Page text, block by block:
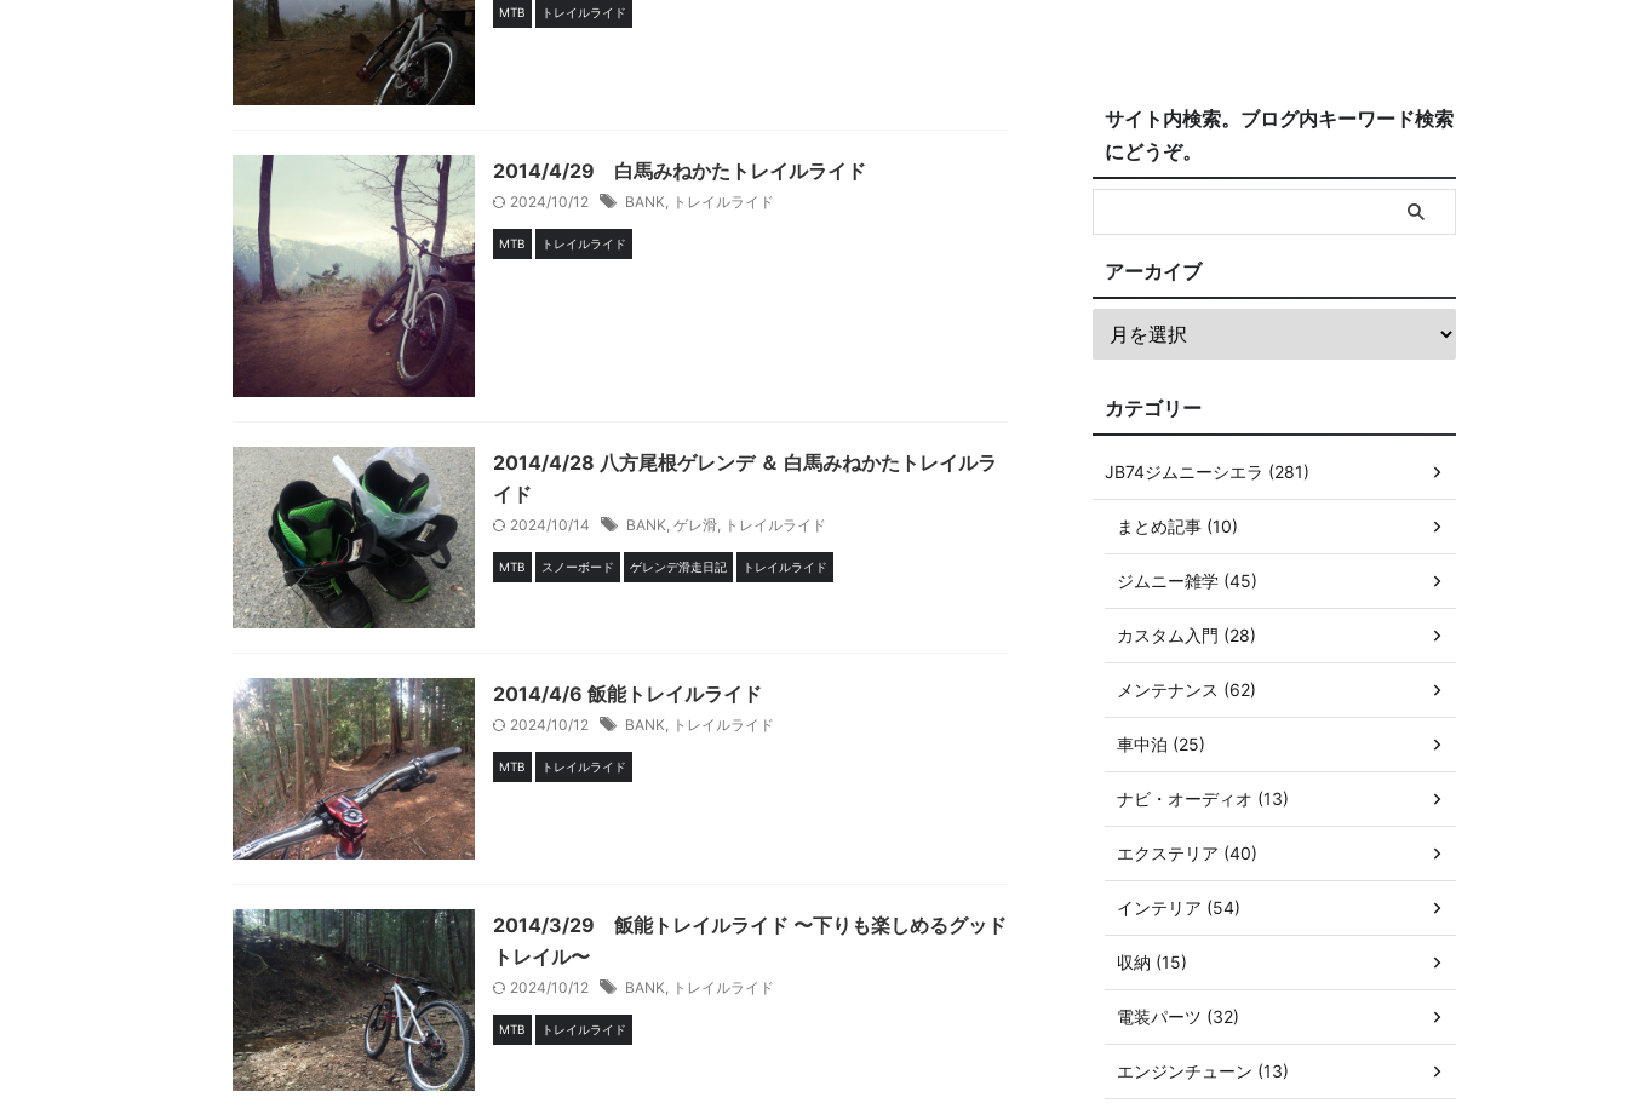
MTB トレイルライド
2014/4/29 白馬みねかたトレイルライド
2024/10/12 BANK トレイルライド
MTB トレイルライド
2014/4/28 八方尾根ゲレンデ ＆ 白馬みねかたトレイルラ
イド
2024/10/14 BANK ゲレ滑 トレイルライド
MTB スノーボード ゲレンデ滑走日記 トレイルライド
2014/4/6 飯能トレイルライド
2024/10/12 BANK トレイルライド
MTB トレイルライド
2014/3/29 飯能トレイルライド 〜下りも楽しめるグッド
トレイル〜
2024/10/12 BANK トレイルライド
MTB トレイルライド
サイト内検索。ブログ内キーワード検索
にどうぞ。
アーカイブ
カテゴリー
JB74ジムニーシエラ (281)
まとめ記事 (10)
ジムニー雑学 (45)
カスタム入門 (28)
メンテナンス (62)
車中泊 (25)
ナビ・オーディオ (13)
エクステリア (40)
インテリア (54)
収納 (15)
電装パーツ (32)
エンジンチューン (13)